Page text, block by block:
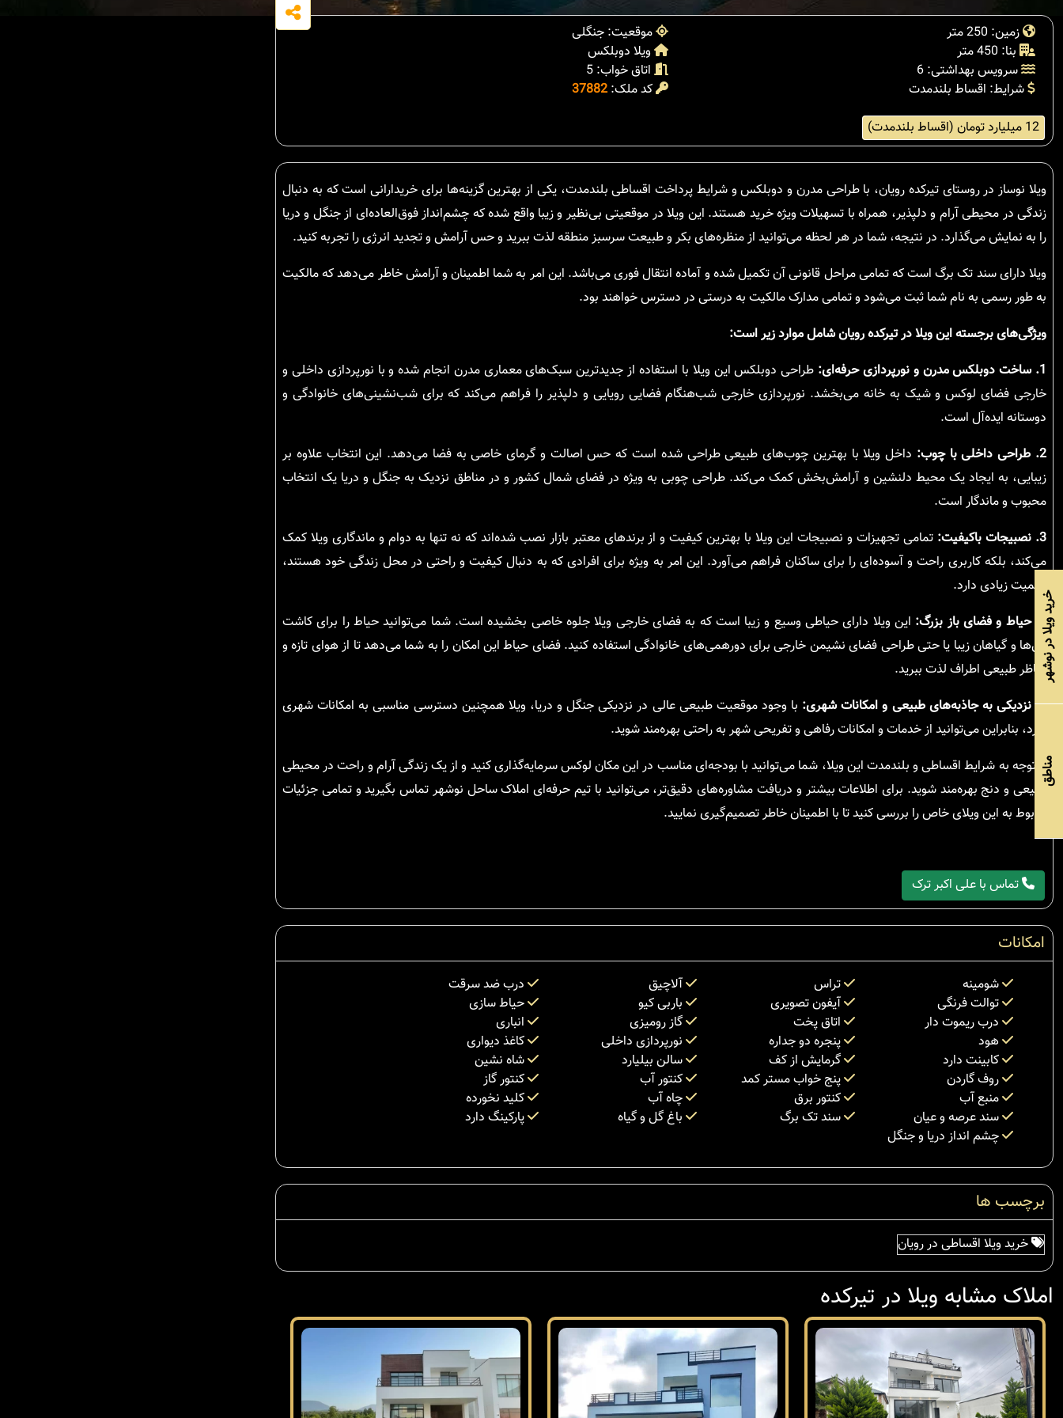
زمین: 250 متر
موقعیت: جنگلی
بنا: 450 متر
ویلا دوبلکس
سرویس بهداشتی: 6
اتاق خواب: 5
شرایط: اقساط بلندمدت
کد ملک: 37882
12 میلیارد تومان (اقساط بلندمدت)
ویلا نوساز در روستای تیرکده رویان، با طراحی مدرن و دوبلکس و شرایط پرداخت اقساطی بلندمدت، یکی از بهترین گزینه‌ها برای خریدارانی است که به دنبال
زندگی در محیطی آرام و دلپذیر، همراه با تسهیلات ویژه خرید هستند. این ویلا در موقعیتی بی‌نظیر و زیبا واقع شده که چشم‌انداز فوق‌العاده‌ای از جنگل و دریا
را به نمایش می‌گذارد. در نتیجه، شما در هر لحظه می‌توانید از منظره‌های بکر و طبیعت سرسبز منطقه لذت ببرید و حس آرامش و تجدید انرژی را تجربه کنید.
ویلا دارای سند تک برگ است که تمامی مراحل قانونی آن تکمیل شده و آماده انتقال فوری می‌باشد. این امر به شما اطمینان و آرامش خاطر می‌دهد که مالکیت
به طور رسمی به نام شما ثبت می‌شود و تمامی مدارک مالکیت به درستی در دسترس خواهند بود.
ویژگی‌های برجسته این ویلا در تیرکده رویان شامل موارد زیر است:
1. ساخت دوبلکس مدرن و نورپردازی حرفه‌ای:
طراحی دوبلکس این ویلا با استفاده از جدیدترین سبک‌های معماری مدرن انجام شده و با نورپردازی داخلی و
خارجی فضای لوکس و شیک به خانه می‌بخشد. نورپردازی خارجی شب‌هنگام فضایی رویایی و دلپذیر را فراهم می‌کند که برای شب‌نشینی‌های خانوادگی و
دوستانه ایده‌آل است.
2. طراحی داخلی با چوب:
داخل ویلا با بهترین چوب‌های طبیعی طراحی شده است که حس اصالت و گرمای خاصی به فضا می‌دهد. این انتخاب علاوه بر
زیبایی، به ایجاد یک محیط دلنشین و آرامش‌بخش کمک می‌کند. طراحی چوبی به ویژه در فضای شمال کشور و در مناطق نزدیک به جنگل و دریا یک انتخاب
محبوب و ماندگار است.
3. نصبیجات باکیفیت:
تمامی تجهیزات و نصبیجات این ویلا با بهترین کیفیت و از برندهای معتبر بازار نصب شده‌اند که نه تنها به دوام و ماندگاری ویلا کمک
می‌کند، بلکه کاربری راحت و آسوده‌ای را برای ساکنان فراهم می‌آورد. این امر به ویژه برای افرادی که به دنبال کیفیت و راحتی در محل زندگی خود هستند،
اهمیت زیادی دارد.
4. حیاط و فضای باز بزرگ:
این ویلا دارای حیاطی وسیع و زیبا است که به فضای خارجی ویلا جلوه خاصی بخشیده است. شما می‌توانید حیاط را برای کاشت
گل‌ها و گیاهان زیبا یا حتی طراحی فضای نشیمن خارجی برای دورهمی‌های خانوادگی استفاده کنید. فضای حیاط این امکان را به شما می‌دهد تا از هوای تازه و
مناظر طبیعی اطراف لذت ببرید.
5. نزدیکی به جاذبه‌های طبیعی و امکانات شهری:
با وجود موقعیت طبیعی عالی در نزدیکی جنگل و دریا، ویلا همچنین دسترسی مناسبی به امکانات شهری
دارد، بنابراین می‌توانید از خدمات و امکانات رفاهی و تفریحی شهر به راحتی بهره‌مند شوید.
با توجه به شرایط اقساطی و بلندمدت این ویلا، شما می‌توانید با بودجه‌ای مناسب در این مکان لوکس سرمایه‌گذاری کنید و از یک زندگی آرام و راحت در محیطی
طبیعی و دنج بهره‌مند شوید. برای اطلاعات بیشتر و دریافت مشاوره‌های دقیق‌تر، می‌توانید با تیم حرفه‌ای املاک ساحل نوشهر تماس بگیرید و تمامی جزئیات
مربوط به این ویلای خاص را بررسی کنید تا با اطمینان خاطر تصمیم‌گیری نمایید.
تماس با علی اکبر ترک
امکانات
شومینه تراس آلاچیق
درب ضد سرقت
توالت فرنگی
آیفون تصویری باربی کیو
حیاط سازی
درب ریموت دار
اتاق پخت گاز رومیزی
انباری
هود
پنجره دو جداره نورپردازی داخلی
کاغذ دیواری
کابینت دارد
گرمایش از کف سالن بیلیارد
شاه نشین
روف گاردن
پنج خواب مستر کمد کنتور آب
کنتور گاز
منبع آب
کنتور برق چاه آب
کلید نخورده
سند عرصه و عیان
سند تک برگ باغ گل و گیاه
پارکینگ دارد
چشم انداز دریا و جنگل
برچسب ها
خرید ویلا اقساطی در رویان
املاک مشابه ویلا در تیرکده
خرید ویلا در نوشهر
مناطق